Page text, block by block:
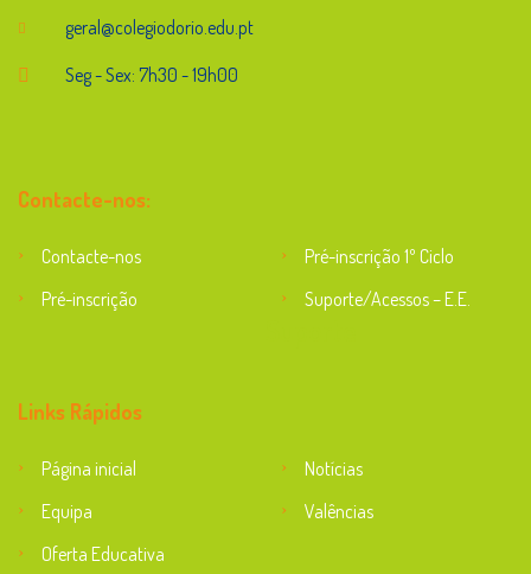
geral@colegiodorio.edu.pt
Seg - Sex: 7h30 - 19h00
Contacte-nos:
Contacte-nos
Pré-inscrição 1º Ciclo
Pré-inscrição
Suporte/Acessos – E.E.
Links Rápidos
Página inicial
Notícias
Equipa
Valências
Oferta Educativa